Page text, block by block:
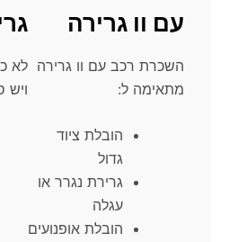
עם וו גרירה
השכרת רכב עם וו גרירה
מתאימה ל:
הובלת ציוד
גדול
גרירת נגרר או
עגלה
הובלת אופנועים
לא
ויש